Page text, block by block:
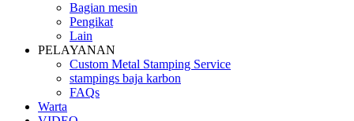
Bagian mesin
Pengikat
Lain
PELAYANAN
Custom Metal Stamping Service
stampings baja karbon
FAQs
Warta